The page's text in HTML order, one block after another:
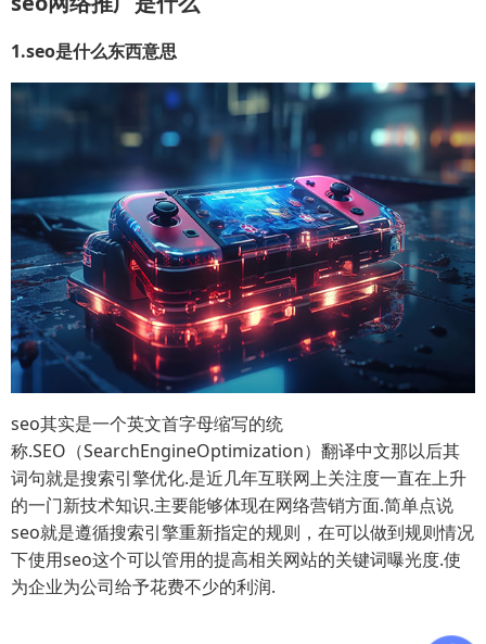
1.seo是什么东西意思
seo其实是一个英文首字母缩写的统
称.SEO（SearchEngineOptimization）翻译中文那以后其
词句就是搜索引擎优化.是近几年互联网上关注度一直在上升
的一门新技术知识.主要能够体现在网络营销方面.简单点说
seo就是遵循搜索引擎重新指定的规则，在可以做到规则情况
下使用seo这个可以管用的提高相关网站的关键词曝光度.使
为企业为公司给予花费不少的利润.